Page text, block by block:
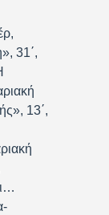
31΄,
13΄,